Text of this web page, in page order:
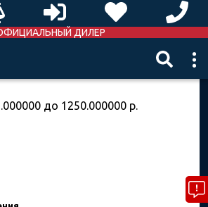
ДИЛЕР
до 1250.000000 р.